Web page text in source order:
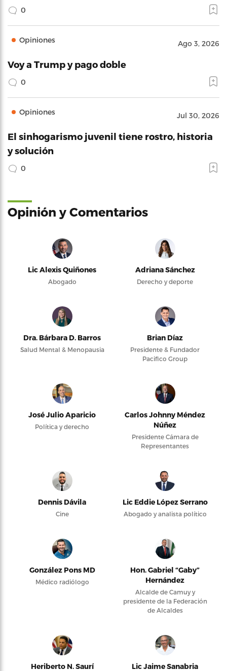
0
Opiniones Ago 3, 2026
Voy a Trump y pago doble
0
Opiniones Jul 30, 2026
El sinhogarismo juvenil tiene rostro, historia
y solución
0
Opinión y Comentarios
Lic Alexis Quiñones
Abogado
Adriana Sánchez
Derecho y deporte
Dra. Bárbara D. Barros
Salud Mental & Menopausia
Brian Díaz
Presidente & Fundador
Pacifico Group
José Julio Aparicio
Política y derecho
Carlos Johnny Méndez
Núñez
Presidente Cámara de
Representantes
Dennis Dávila
Cine
Lic Eddie López Serrano
Abogado y analista político
González Pons MD
Médico radiólogo
Hon. Gabriel “Gaby”
Hernández
Alcalde de Camuy y
presidente de la Federación
de Alcaldes
Heriberto N. Saurí Lic Jaime Sanabria